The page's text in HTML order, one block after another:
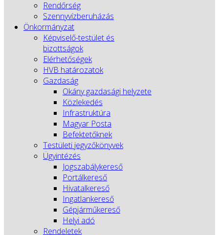
Rendőrség
Szennyvízberuházás
Önkormányzat
Képviselő-testület és
bizottságok
Elérhetőségek
HVB határozatok
Gazdaság
Okány gazdasági helyzete
Közlekedés
Infrastruktúra
Magyar Posta
Befektetőknek
Testületi jegyzőkönyvek
Ügyintézés
Jogszabálykereső
Portálkereső
Hivatalkereső
Ingatlankereső
Gépjárműkereső
Helyi adó
Rendeletek